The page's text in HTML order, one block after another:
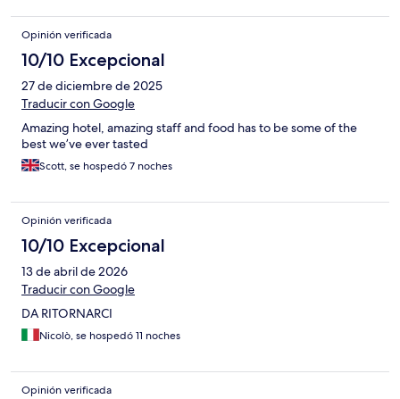
Opinión verificada
10/10 Excepcional
27 de diciembre de 2025
Traducir con Google
Amazing hotel, amazing staff and food has to be some of the
best we’ve ever tasted
Scott, se hospedó 7 noches
Opinión verificada
10/10 Excepcional
13 de abril de 2026
Traducir con Google
DA RITORNARCI
Nicolò, se hospedó 11 noches
Opinión verificada